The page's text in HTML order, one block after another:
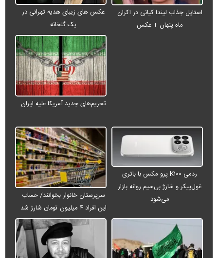
استایل جذاب لیندا کیانی در اکران
ماه پنهان + عکس
عکس های زیبای هدیه تهرانی در
یک گلخانه
تحریم‌های جدید آمریکا علیه ایران
ردمی K۱۰۰ پرو مکس با باتری
غول‌پیکر و شارژ بی‌سیم روانه بازار
می‌شود
سرپرستان خانوار بخوانند/ حساب
این افراد ۴ میلیون تومان شارژ شد